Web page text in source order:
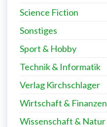
Science Fiction
Sonstiges
Sport & Hobby
Technik & Informatik
Verlag Kirchschlager
Wirtschaft & Finanzen
Wissenschaft & Natur